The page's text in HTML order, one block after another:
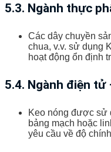
5.3. Ngành thực
Các dây chuyền
chua, v.v. sử dụng
hoạt động ổn định
5.4. Ngành điện
Keo nóng được sử
bảng mạch hoặc
yêu cầu về độ